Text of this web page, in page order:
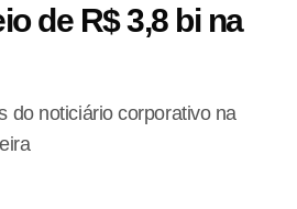
de R$ 3,8 bi na
do noticiário corporativo na